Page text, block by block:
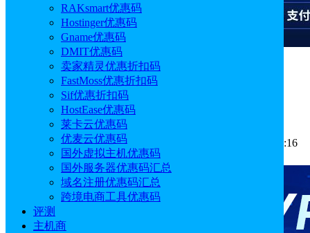
RAKsmart优惠码
Hostinger优惠码
Gname优惠码
DMIT优惠码
卖家精灵优惠折扣码
FastMoss优惠折扣码
Sif优惠折扣码
HostEase优惠码
莱卡云优惠码
优麦云优惠码
国外虚拟主机优惠码
国外服务器优惠码汇总
域名注册优惠码汇总
跨境电商工具优惠码
评测
主机商
Hostinger部署OpenClaw的两种方法
作者: Emily 分类:主机教程
发布时间: 2026.03.02 17:50:16
更新于: 2026.03.25 14:23:24